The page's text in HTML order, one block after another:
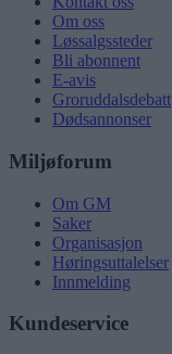
Om oss
Løssalgssteder
Bli abonnent
E-avis
Groruddalsdebatt
Dødsannonser
Miljøforum
Om GM
Saker
Organisasjon
Høringsuttalelser
Innmelding
Kundeservice